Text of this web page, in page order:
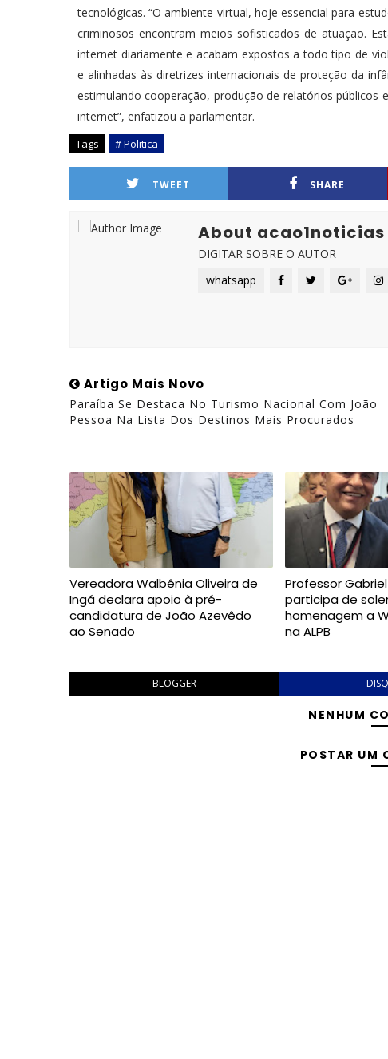
tecnológicas. “O ambiente virtual, hoje essencial para
criminosos encontram meios sofisticados de atuação.
internet diariamente e acabam expostos a todo tipo de
e alinhadas às diretrizes internacionais de proteção da
estimulando cooperação, produção de relatórios públicos
internet”, enfatizou a parlamentar.
Tags # Politica
TWEET SHARE
About acao1noticias
DIGITAR SOBRE O AUTOR
whatsapp
Artigo Mais Novo
Paraíba Se Destaca No Turismo Nacional Com João
Pessoa Na Lista Dos Destinos Mais Procurados
Vereadora Walbênia Oliveira de
Ingá declara apoio à pré-
candidatura de João Azevêdo
ao Senado
Professor
participa de
homenagem a
na ALPB
BLOGGER
NENHUM
POSTAR UM